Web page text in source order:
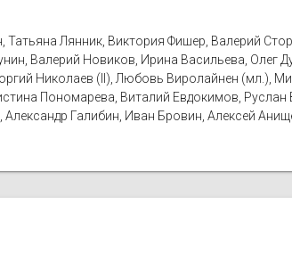
Татьяна Лянник, Виктория Фишер, Валерий
Валерий Новиков, Ирина Васильева, Олег
Николаев (II), Любовь Виролайнен (мл.),
Пономарева, Виталий Евдокимов, Руслан
Галибин, Иван Бровин, Алексей